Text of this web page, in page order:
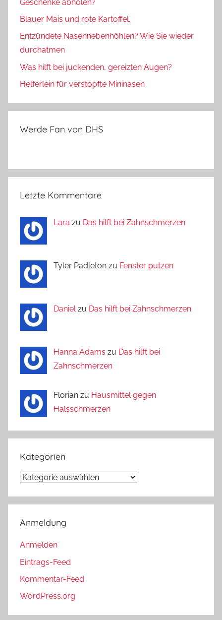
Geschenke abholen?
Blauer Mais und rote Kartoffel.
Entzündete Nasennebenhöhlen? Wie Sie wieder
durchatmen
Was hilft bei juckenden, gereizten Augen?
Helferlein für verstopfte Mininasen
Werde Fan von DHS
Letzte Kommentare
Lara zu Das hilft bei Zahnschmerzen
Tyler Padleton zu Fenster putzen
Daniel zu Das hilft bei Zahnschmerzen
Hanna Adams zu Das hilft bei
Zahnschmerzen
Florian zu Hausmittel gegen
Halsschmerzen
Kategorien
Kategorien
Anmeldung
Anmelden
Eintrags-Feed
Kommentar-Feed
WordPress.org